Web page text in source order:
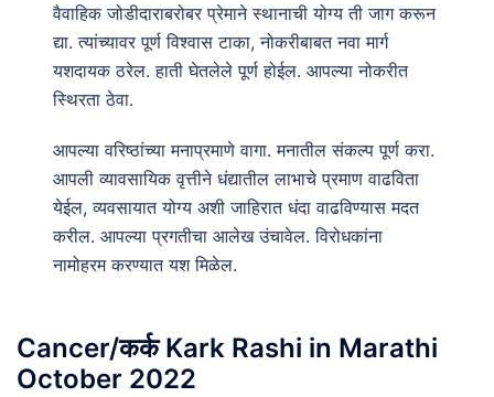
वैवाहिक जोडीदाराबरोबर प्रेमाने स्थानाची योग्य ती जाग करून
द्या. त्यांच्यावर पूर्ण विश्वास टाका, नोकरीबाबत नवा मार्ग
यशदायक ठरेल. हाती घेतलेले पूर्ण होईल. आपल्या नोकरीत
स्थिरता ठेवा.
आपल्या वरिष्ठांच्या मनाप्रमाणे वागा. मनातील संकल्प पूर्ण करा.
आपली व्यावसायिक वृत्तीने धंद्यातील लाभाचे प्रमाण वाढविता
येईल, व्यवसायात योग्य अशी जाहिरात धंदा वाढविण्यास मदत
करील. आपल्या प्रगतीचा आलेख उंचावेल. विरोधकांना
नामोहरम करण्यात यश मिळेल.
Cancer/कर्क Kark Rashi in Marathi
October 2022